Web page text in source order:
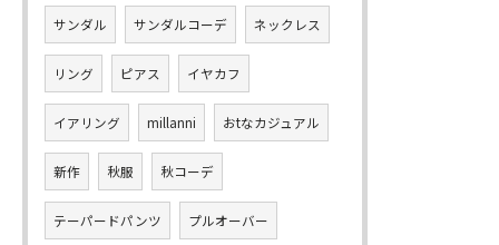
サンダル サンダルコーデ ネックレス
リング ピアス イヤカフ
イアリング millanni おtなカジュアル
新作 秋服 秋コーデ
テーパードパンツ プルオーバー